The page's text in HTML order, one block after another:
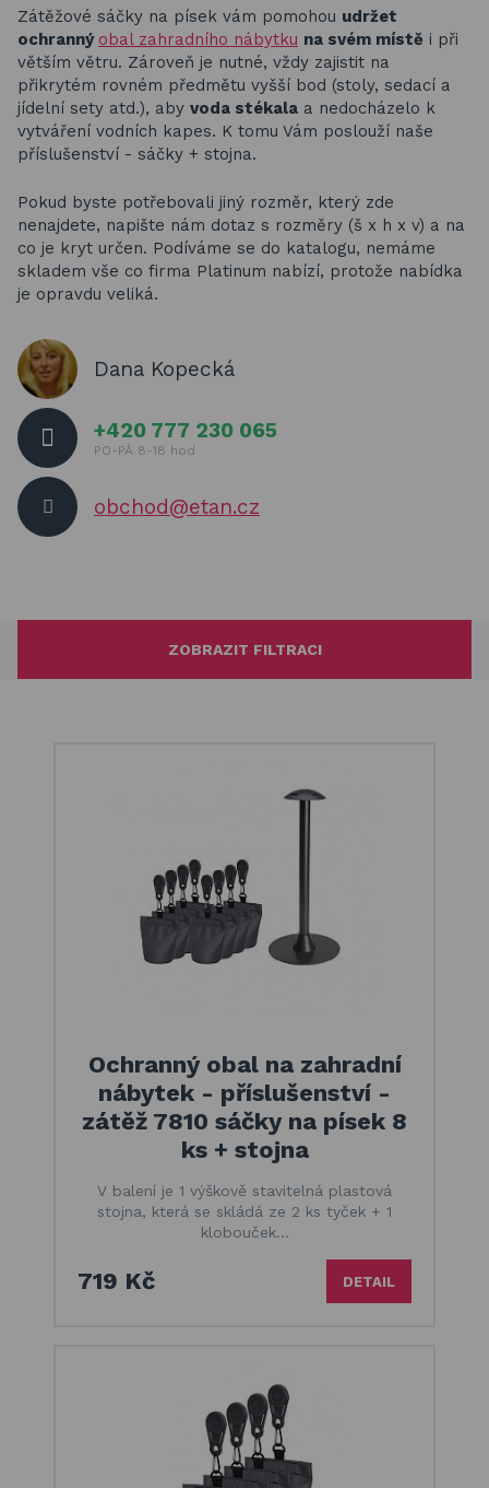
Basketbalové koše
Holandský billiard (shuffleboard)
Gumové podlahy (dlaždice)
Trampolíny
Výprodej
ÚVOD
VŠE O NÁKUPU
BLOG
Zátěžové sáčky na písek vám pomohou udržet
ochranný obal zahradního nábytku na svém místě i při
větším větru. Zároveň je nutné, vždy zajistit na
přikrytém rovném předmětu vyšší bod (stoly, sedací a
jídelní sety atd.), aby voda stékala a nedocházelo k
vytváření vodních kapes. K tomu Vám poslouží naše
příslušenství - sáčky + stojna.
Pokud byste potřebovali jiný rozměr, který zde
nenajdete, napište nám dotaz s rozměry (š x h x v) a na
co je kryt určen. Podíváme se do katalogu, nemáme
skladem vše co firma Platinum nabízí, protože nabídka
je opravdu veliká.
Dana Kopecká
+420 777 230 065
PO-PÁ 8-18 hod
obchod@etan.cz
ZOBRAZIT FILTRACI
DoporučujemeOd nejlevnějšího
Ochranný obal na zahradní
nábytek - příslušenství -
zátěž 7810 sáčky na písek 8
ks + stojna
V balení je 1 výškově stavitelná plastová
stojna, která se skládá ze 2 ks tyček + 1
klobouček…
719 Kč DETAIL